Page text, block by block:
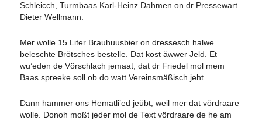
Schleicch, Turmbaas Karl-Heinz Dahmen on dr Pressewart
Dieter Wellmann.
Mer wolle 15 Liter Brauhuusbier on dressesch halwe
beleschte Brötsches bestelle. Dat kost äwwer Jeld. Et
wu’eden de Vörschlach jemaat, dat dr Friedel mol mem
Baas spreeke soll ob do watt Vereinsmäßisch jeht.
Dann hammer ons Hematli’ed jeübt, weil mer dat vördraare
wolle. Donoh moßt jeder mol de Text vördraare de he am